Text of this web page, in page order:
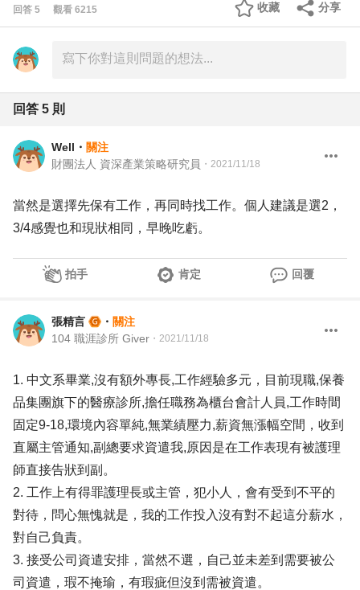
回答 5 觀看 6215 分享
收藏
回答 5 則
Well ・ 關注
財團法人 資深產業策略研究員 ・ 2021/11/18
當然是選擇先保有工作，再同時找工作。個人建議是選2，
3/4感覺也和現狀相同，早晚吃虧。
拍手 肯定 回覆
張精言 ・ 關注
104 職涯診所 Giver ・ 2021/11/18
1. 中文系畢業,沒有額外專長,工作經驗多元，目前現職,保養
品集團旗下的醫療診所,擔任職務為櫃台會計人員,工作時間
固定9-18,環境內容單純,無業績壓力,薪資無漲幅空間，收到
直屬主管通知,副總要求資遣我,原因是在工作表現有被護理
師直接告狀到副。
2. 工作上有得罪護理長或主管，犯小人，會有受到不平的
對待，問心無愧就是，我的工作投入沒有對不起這分薪水，
對自己負責。
3. 接受公司資遣安排，當然不選，自己並未差到需要被公
司資遣，瑕不掩瑜，有瑕疵但沒到需被資遣。